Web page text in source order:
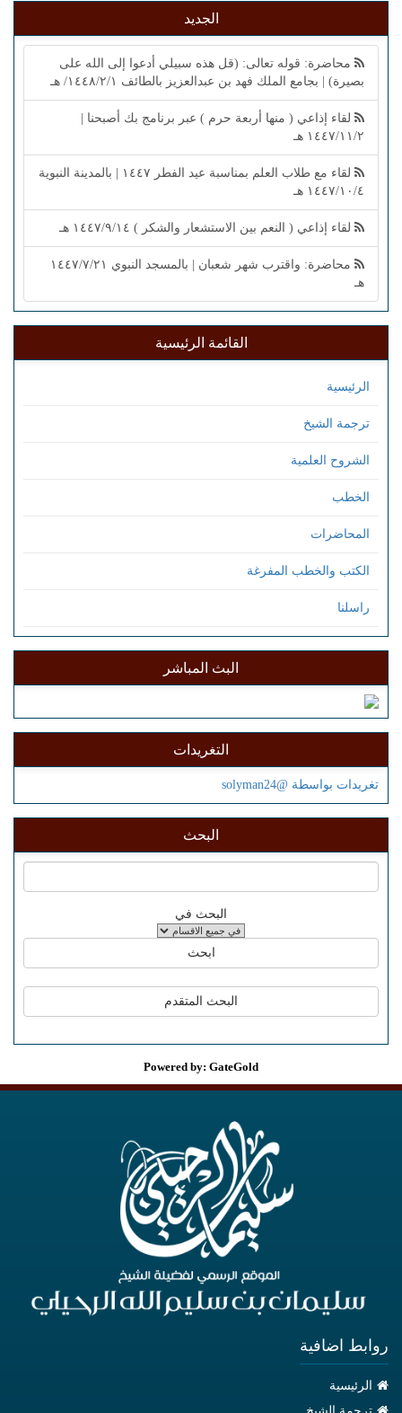
الجديد
محاضرة: قوله تعالى: (قل هذه سبيلي أدعوا إلى الله على
بصيرة) | بجامع الملك فهد بن عبدالعزيز بالطائف ١٤٤٨/٢/١/ هـ
لقاء إذاعي ( منها أربعة حرم ) عبر برنامج بك أصبحنا |
١٤٤٧/١١/٢ هـ
لقاء مع طلاب العلم بمناسبة عيد الفطر ١٤٤٧ | بالمدينة النبوية
١٤٤٧/١٠/٤ هـ
لقاء إذاعي ( النعم بين الاستشعار والشكر ) ١٤٤٧/٩/١٤ هـ
محاضرة: واقترب شهر شعبان | بالمسجد النبوي ١٤٤٧/٧/٢١
هـ
القائمة الرئيسية
الرئيسية
ترجمة الشيخ
الشروح العلمية
الخطب
المحاضرات
الكتب والخطب المفرغة
راسلنا
البث المباشر
التغريدات
تغريدات بواسطة @solyman24
البحث
البحث في
Powered by: GateGold
روابط اضافية
الرئيسية